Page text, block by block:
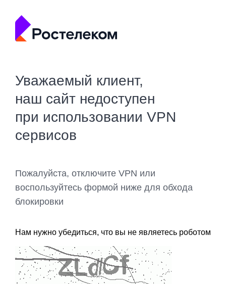
Уважаемый клиент,
наш сайт недоступен
при использовании VPN
сервисов
Пожалуйста, отключите VPN или
воспользуйтесь формой ниже для обхода
блокировки
Нам нужно убедиться, что вы не являетесь роботом